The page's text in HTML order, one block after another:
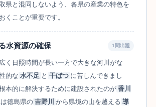
県と混同しないよう、各県の産業の特色を
くことが重要です。
水資源の確保 1問出題
く日照時間が長い一方で大きな河川がな
的な 水不足 と 干ばつ に苦しんできまし
本的に解決するために建設されたのが 香川
徳島県の 吉野川 から県境の山を越える 導